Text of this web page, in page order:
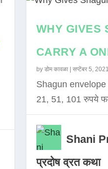
WHY GIVES
CARRY A
by डोम कावळा| सप्टेंबर 5, 2021
Shagun
21, 51, 101 रुपये
Shani
प्रदोष व्रत कथा